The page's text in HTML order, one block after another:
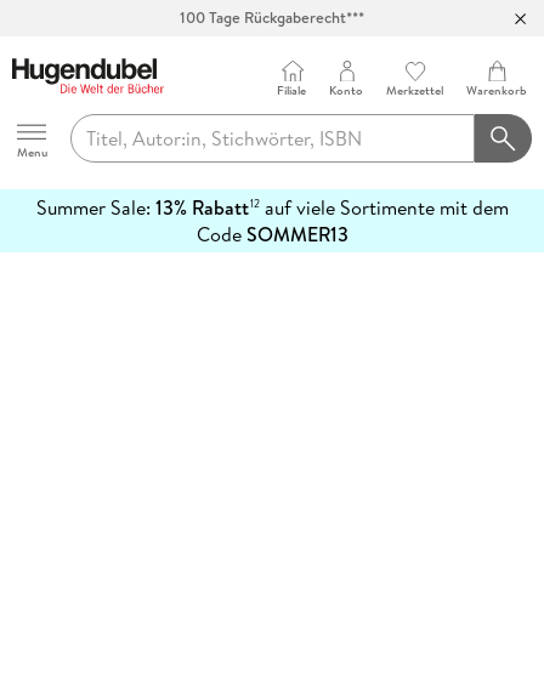
100 Tage Rückgaberecht***
Hugendubel
Menu
Filiale Konto Merkzettel Warenkorb
Summer Sale: 13% Rabatt12auf viele Sortimente mit dem
CodeSOMMER13
erfahren